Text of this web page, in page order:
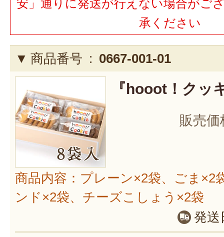
安」通りに発送が行えない場合がご
承ください
商品番号 : 0667-001-01
『hooot！クッ
販売価
商品内容：プレーン×2袋、ごま×2
ンド×2袋、チーズこしょう×2袋
発送